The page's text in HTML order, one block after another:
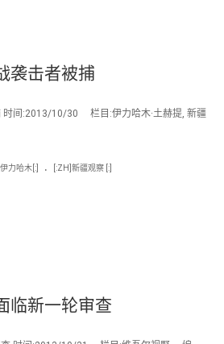
袭击者被捕
时间:2013/10/30 栏目:伊力哈木·土赫提, 新疆
力哈木[:] . [:ZH]新疆观察 [:]
临新一轮审查